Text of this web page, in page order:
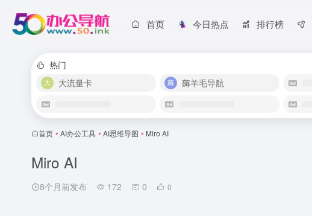
首页 今日热点 排行榜
热门
大流量卡
薅羊毛导航
首页 • AI办公工具 • AI思维导图 • Miro AI
Miro AI
8个月前发布 172 0 0